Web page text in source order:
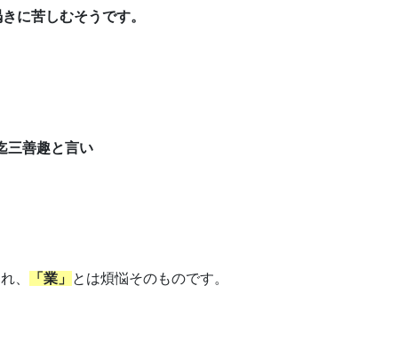
に苦しむそうです。
三善趣と言い
、 「業」 とは煩悩そのものです。